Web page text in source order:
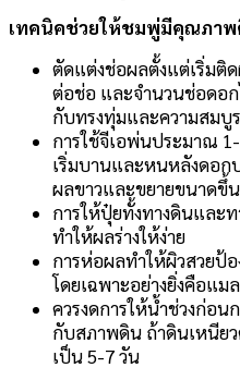
เทคนิคช่วยให้ชมพู่มีคุณภา
ตัดแต่งช่อผลตั้งแต่เริ่มติ
ต่อช่อ และจํานวนช่อดอ
กับทรงทุ่มและความสม
การใช้จีเอพ่นประมาณ
เริ่มบานและหนหลังดอก
ผลขาวและขยายขนาดขึ้น
การให้ปุ๋ยทั้งทางดินและ
ทำให้ผลร่างให้ง่าย
การห่อผลทำให้ผิวสวยป้
โดยเฉพาะอย่างยิ่งคือแม
ควรงดการให้น้ำช่วงก่อน
กับสภาพดิน ถ้าดินเหนียว
เป็น 5-7 วัน